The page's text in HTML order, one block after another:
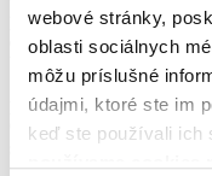
webové stránky,
oblasti sociálnych
môžu príslušné
údajmi, ktoré ste im
keď ste používali ich
podmienkach
dostupných služieb,
Všeobecných obchodných
podmienok na
Osobitných podmienok,
služieb a iných platieb.